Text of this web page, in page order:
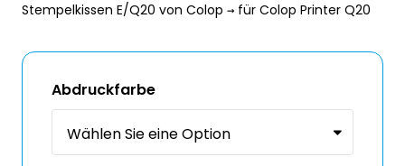
Stempelkissen E/Q20 von Colop → für Colop Printer Q20
Abdruckfarbe